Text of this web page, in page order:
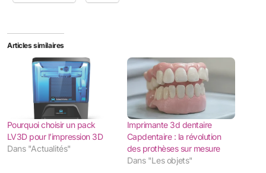
Articles similaires
Pourquoi choisir un pack
LV3D pour l’impression 3D
Dans "Actualités"
Imprimante 3d dentaire
Capdentaire : la révolution
des prothèses sur mesure
Dans "Les objets"